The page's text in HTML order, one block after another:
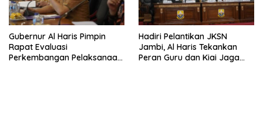
Gubernur Al Haris Pimpin
Rapat Evaluasi
Perkembangan Pelaksanaan
Hadiri Pelantikan JKSN
Jambi, Al Haris Tekankan
Peran Guru dan Kiai Jaga